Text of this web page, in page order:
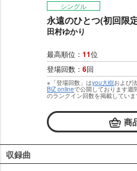
シングル
永遠のひとつ(初回限
田村ゆかり
最高順位： 11位
登場回数： 6回
※「登場回数」はyou大樹および
BiZ onlineで公開しております週
のランクイン回数を掲載していま
商
収録曲